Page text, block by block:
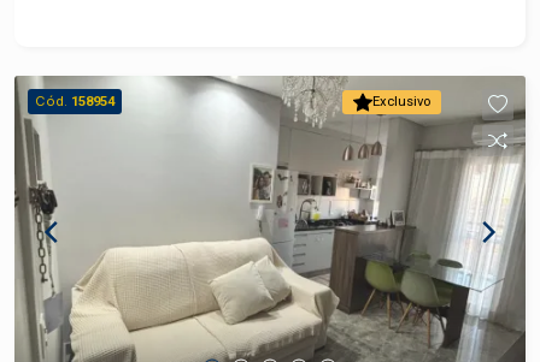
Exclusivo
Cód. 158954